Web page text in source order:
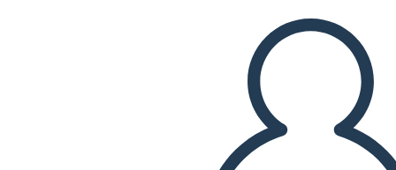
PLAY SLIDESHOW
READ TO ME